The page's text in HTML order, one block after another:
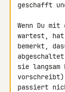
geschafft
Wenn Du mit
wartest,
bemerkt,
sie langsam
passiert